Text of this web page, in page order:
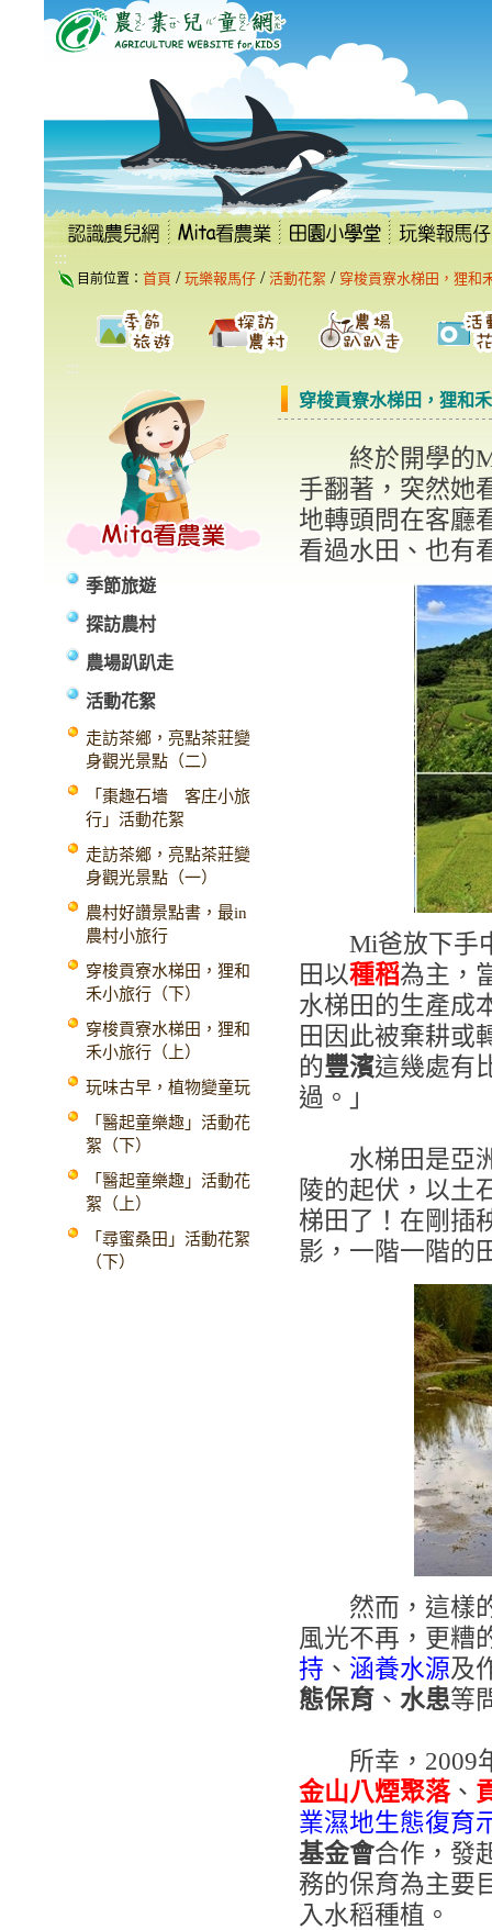
到
內
容
區
:::
目前位置： 首頁 / 玩樂報馬仔 / 活動花絮 / 穿梭貢寮水梯田，狸和
:::
季節旅遊
探訪農村
農場趴趴走
活動花絮
走訪茶鄉，亮點茶莊變
身觀光景點（二）
「棗趣石墻 客庄小旅
行」活動花絮
走訪茶鄉，亮點茶莊變
身觀光景點（一）
農村好讚景點書，最in
農村小旅行
穿梭貢寮水梯田，狸和
禾小旅行（下）
穿梭貢寮水梯田，狸和
禾小旅行（上）
玩味古早，植物變童玩
「醫起童樂趣」活動花
絮（下）
「醫起童樂趣」活動花
絮（上）
「尋蜜桑田」活動花絮
（下）
穿梭貢寮水梯田，狸和
終於開學的
手翻著，突然她
地轉頭問在客廳
看過水田、也有
Mi爸放下手中
田以種稻為主，
水梯田的生產成
田因此被棄耕或
的豐濱這幾處有
過。」
水梯田是亞
陵的起伏，以土
梯田了！在剛插
影，一階一階的
然而，這樣的
風光不再，更糟
持 、 涵養水源及
態保育 、 水患等
所幸，2009
金山八煙聚落、
業濕地生態復育
基金會合作，發
務的保育為主要
入水稻種植。